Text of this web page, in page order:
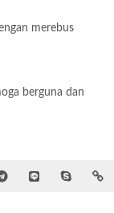
merebus
berguna dan